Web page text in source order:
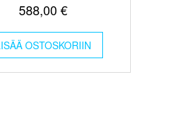
588,00€
OSTOSKORIIN